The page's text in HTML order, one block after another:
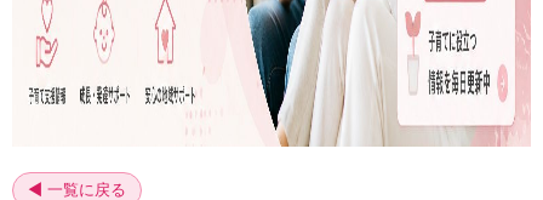
◀ 一覧に戻る